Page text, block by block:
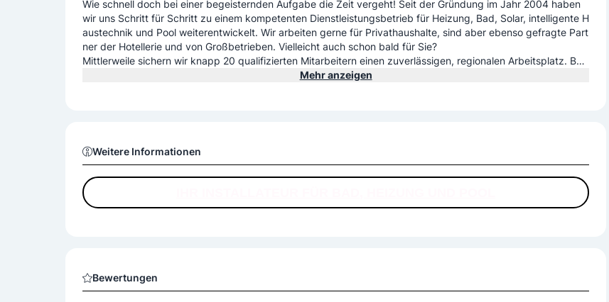
Wie schnell doch bei einer begeisternden Aufgabe die Zeit vergeht! Seit der Gründung im Jahr 2004 haben
wir uns Schritt für Schritt zu einem kompetenten Dienstleistungsbetrieb für Heizung, Bad, Solar, intelligente H
austechnik und Pool weiterentwickelt. Wir arbeiten gerne für Privathaushalte, sind aber ebenso gefragte Part
ner der Hotellerie und von Großbetrieben. Vielleicht auch schon bald für Sie?
Mittlerweile sichern wir knapp 20 qualifizierten Mitarbeitern einen zuverlässigen, regionalen Arbeitsplatz. Bes
onders schön ist, wenn Mitarbeiter dem Unternehmen über die Lehrzeit hinaus treu bleiben. Ein echter Bewei
Ihre Familie Anita und Markus Schweinzer
Mehr anzeigen
Weitere Informationen
Bewertungen